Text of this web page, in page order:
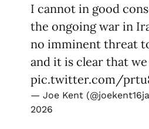
I cannot in good
the ongoing war in
no imminent threat
and it is clear that
pic.twitter.com/
— Joe Kent
2026